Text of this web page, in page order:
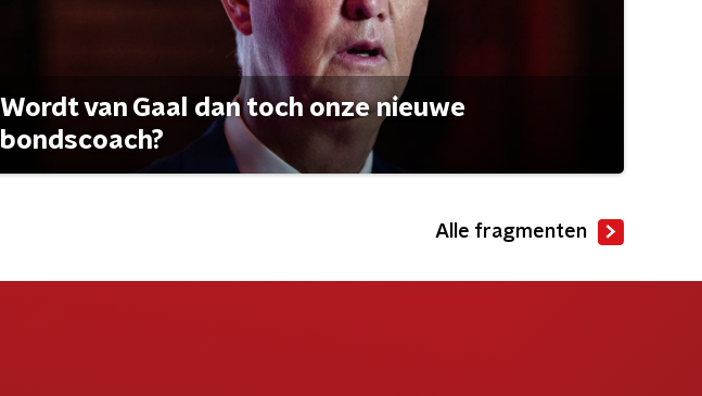
Wordt van Gaal dan toch onze nieuwe
bondscoach?
Alle fragmenten